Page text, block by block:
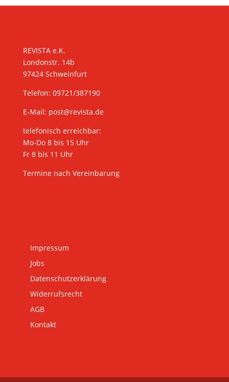
REVISTA e.K.
Londonstr. 14b
97424 Schweinfurt
Telefon: 09721/387190
E-Mail: post@revista.de
telefonisch erreichbar:
Mo-Do 8 bis 15 Uhr
Fr 8 bis 11 Uhr
Termine nach Vereinbarung
Impressum
Jobs
Datenschutzerklärung
Widerrufsrecht
AGB
Kontakt